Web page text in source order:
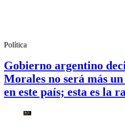
Política
Gobierno argentino
Morales no será más
en este país; esta es la